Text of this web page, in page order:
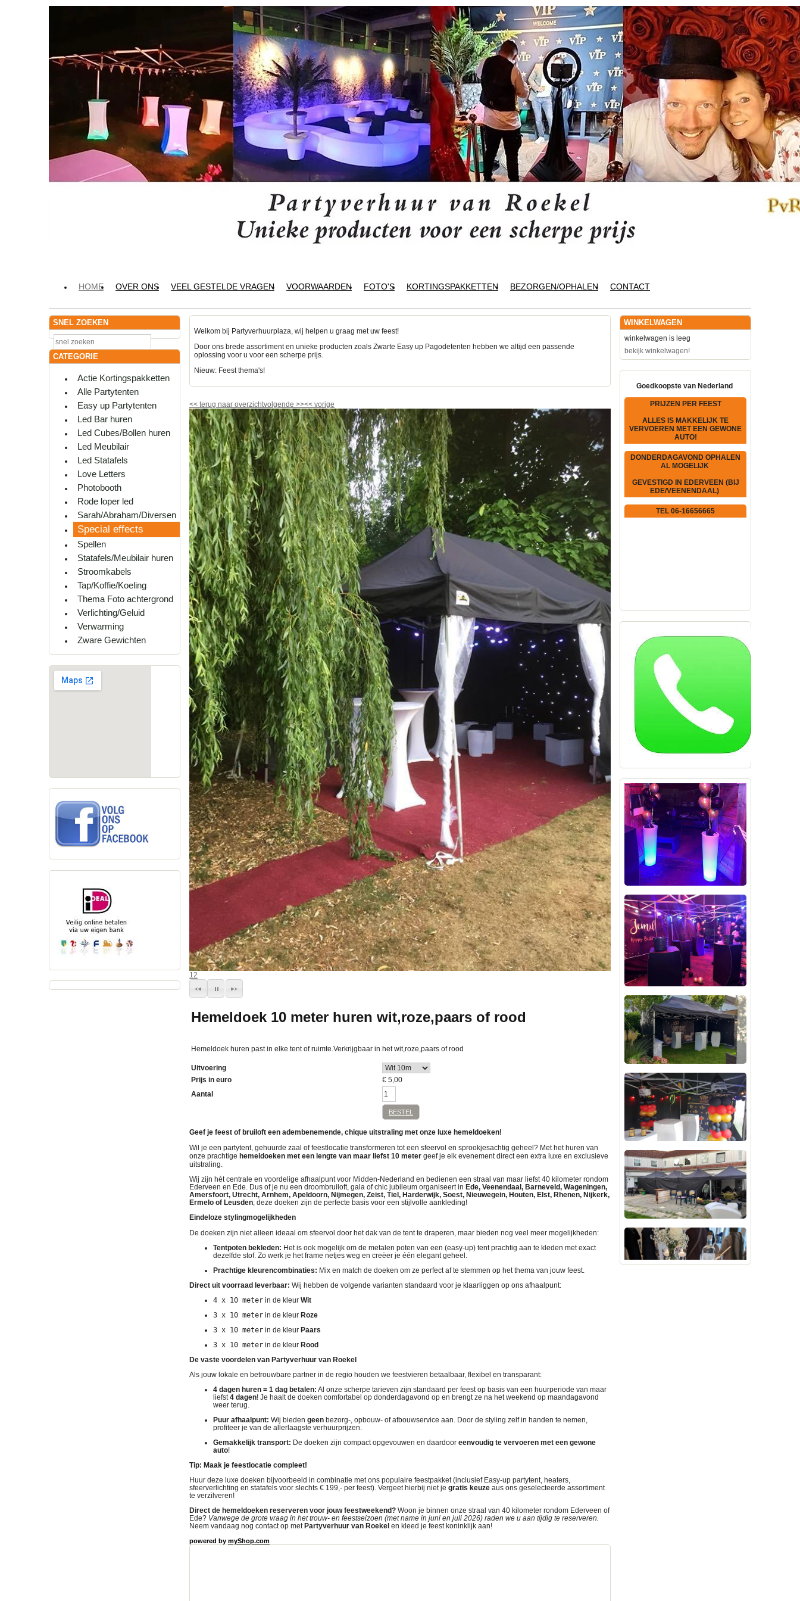
HOME OVER ONS VEEL GESTELDE VRAGEN VOORWAARDEN FOTO'S KORTINGSPAKKETTEN BEZORGEN/OPHALEN CONTACT
SNEL ZOEKEN
CATEGORIE
Actie Kortingspakketten
Alle Partytenten
Easy up Partytenten
Led Bar huren
Led Cubes/Bollen huren
Led Meubilair
Led Statafels
Love Letters
Photobooth
Rode loper led
Sarah/Abraham/Diversen
Special effects
Spellen
Statafels/Meubilair huren
Stroomkabels
Tap/Koffie/Koeling
Thema Foto achtergrond
Verlichting/Geluid
Verwarming
Zware Gewichten
Welkom bij Partyverhuurplaza, wij helpen u graag met uw feest!
Door ons brede assortiment en unieke producten zoals Zwarte Easy up Pagodetenten hebben we altijd een passende
oplossing voor u voor een scherpe prijs.
Nieuw: Feest thema's!
<< terug naar overzichtvolgende >><< vorige
12
Hemeldoek 10 meter huren wit,roze,paars of rood
Hemeldoek huren past in elke tent of ruimte.Verkrijgbaar in het wit,roze,paars of rood
Uitvoering
Prijs in euro
€ 5,00
Aantal
BESTEL
Geef je feest of bruiloft een adembenemende, chique uitstraling met onze luxe hemeldoeken!
Wil je een partytent, gehuurde zaal of feestlocatie transformeren tot een sfeervol en sprookjesachtig geheel? Met het huren van
onze prachtige hemeldoeken met een lengte van maar liefst 10 meter geef je elk evenement direct een extra luxe en exclusieve
uitstraling.
Wij zijn hét centrale en voordelige afhaalpunt voor Midden-Nederland en bedienen een straal van maar liefst 40 kilometer rondom
Ederveen en Ede. Dus of je nu een droombruiloft, gala of chic jubileum organiseert in Ede, Veenendaal, Barneveld, Wageningen,
Amersfoort, Utrecht, Arnhem, Apeldoorn, Nijmegen, Zeist, Tiel, Harderwijk, Soest, Nieuwegein, Houten, Elst, Rhenen, Nijkerk,
Ermelo of Leusden; deze doeken zijn de perfecte basis voor een stijlvolle aankleding!
Eindeloze stylingmogelijkheden
De doeken zijn niet alleen ideaal om sfeervol door het dak van de tent te draperen, maar bieden nog veel meer mogelijkheden:
Tentpoten bekleden: Het is ook mogelijk om de metalen poten van een (easy-up) tent prachtig aan te kleden met exact
dezelfde stof. Zo werk je het frame netjes weg en creëer je één elegant geheel.
Prachtige kleurencombinaties: Mix en match de doeken om ze perfect af te stemmen op het thema van jouw feest.
Direct uit voorraad leverbaar: Wij hebben de volgende varianten standaard voor je klaarliggen op ons afhaalpunt:
4 x 10 meter in de kleur Wit
3 x 10 meter in de kleur Roze
3 x 10 meter in de kleur Paars
3 x 10 meter in de kleur Rood
De vaste voordelen van Partyverhuur van Roekel
Als jouw lokale en betrouwbare partner in de regio houden we feestvieren betaalbaar, flexibel en transparant:
4 dagen huren = 1 dag betalen: Al onze scherpe tarieven zijn standaard per feest op basis van een huurperiode van maar
liefst4 dagen! Je haalt de doeken comfortabel op donderdagavond op en brengt ze na het weekend op maandagavond
weer terug.
Puur afhaalpunt: Wij bieden geen bezorg-, opbouw- of afbouwservice aan. Door de styling zelf in handen te nemen,
profiteer je van de allerlaagste verhuurprijzen.
Gemakkelijk transport: De doeken zijn compact opgevouwen en daardoor eenvoudig te vervoeren met een gewone
auto!
Tip: Maak je feestlocatie compleet!
Huur deze luxe doeken bijvoorbeeld in combinatie met ons populaire feestpakket (inclusief Easy-up partytent, heaters,
sfeerverlichting en statafels voor slechts € 199,- per feest). Vergeet hierbij niet je gratis keuze aus ons geselecteerde assortiment
te verzilveren!
Direct de hemeldoeken reserveren voor jouw feestweekend? Woon je binnen onze straal van 40 kilometer rondom Ederveen of
Ede? Vanwege de grote vraag in het trouw- en feestseizoen (met name in juni en juli 2026) raden we u aan tijdig te reserveren.
Neem vandaag nog contact op met Partyverhuur van Roekel en kleed je feest koninklijk aan!
powered by myShop.com
WINKELWAGEN
winkelwagen is leeg
bekijk winkelwagen!
Goedkoopste van Nederland
PRIJZEN PER FEEST
ALLES IS MAKKELIJK TE
VERVOEREN MET EEN GEWONE
AUTO!
DONDERDAGAVOND OPHALEN
AL MOGELIJK
GEVESTIGD IN EDERVEEN (BIJ
EDE/VEENENDAAL)
TEL 06-16656665